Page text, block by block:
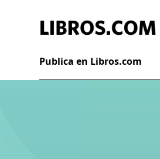
Publica en Libros.com